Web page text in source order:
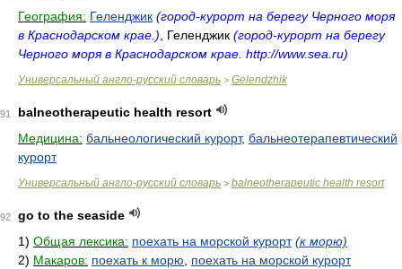
География: Геленджик (город-курорт на берегу Черного моря
в Краснодарском крае.) , Геленджик (город-курорт на берегу
Черного моря в Краснодарском крае. http://www.sea.ru)
Универсальный англо-русский словарь > Gelendzhik
91
balneotherapeutic health resort
Медицина: бальнеологический курорт, бальнеотерапевтический
курорт
Универсальный англо-русский словарь > balneotherapeutic health resort
92
go to the seaside
1) Общая лексика: поехать на морской курорт (к морю)
2) Макаров: поехать к морю поехать на морской курорт